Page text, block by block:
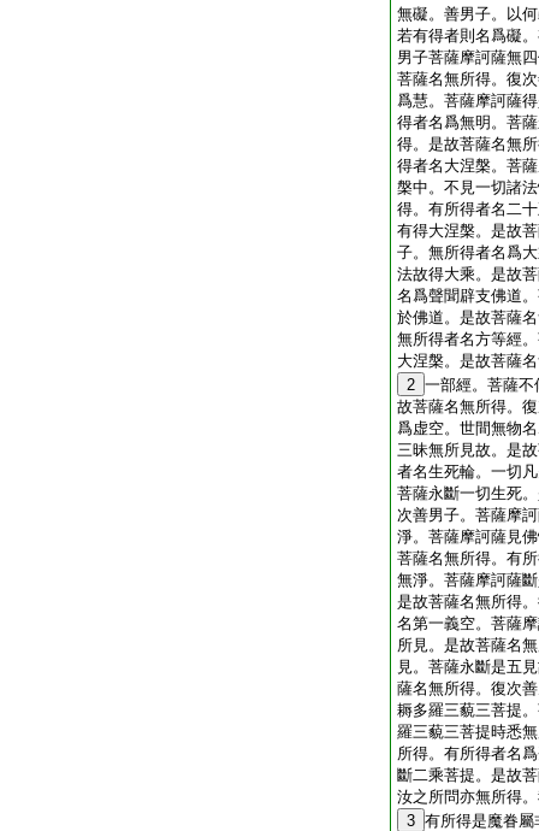
無礙。善男子。以
若有得者則名爲礙
男子菩薩摩訶薩無
菩薩名無所得。復
爲慧。菩薩摩訶薩
得者名爲無明。菩
得。是故菩薩名無
得者名大涅槃。菩
槃中。不見一切諸
得。有所得者名二
有得大涅槃。是故
子。無所得者名爲
法故得大乘。是故
名爲聲聞辟支佛道
於佛道。是故菩薩
無所得者名方等經
大涅槃。是故菩薩
2 一部經。菩薩
故菩薩名無所得。
爲虚空。世間無物
三昧無所見故。是
者名生死輪。一切
菩薩永斷一切生死
次善男子。菩薩摩
淨。菩薩摩訶薩見
菩薩名無所得。有
無淨。菩薩摩訶薩
是故菩薩名無所得
名第一義空。菩薩
所見。是故菩薩名
見。菩薩永斷是五
薩名無所得。復次
耨多羅三藐三菩提
羅三藐三菩提時悉
所得。有所得者名
斷二乘菩提。是故
汝之所問亦無所得
3 有所得是魔眷